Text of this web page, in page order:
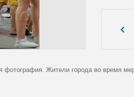
фотография. Жители города во время